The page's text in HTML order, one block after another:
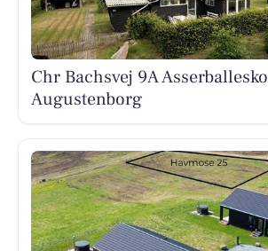
Chr Bachsvej 9A
Augustenborg